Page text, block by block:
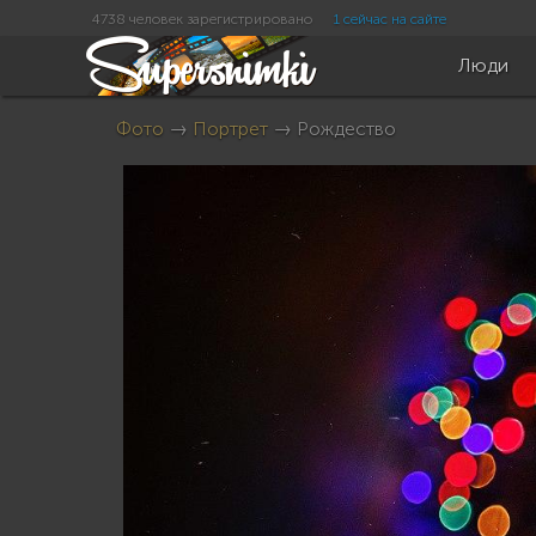
4738 человек зарегистрировано 1 сейчас на сайте
Люди
Фото → Портрет → Рождество